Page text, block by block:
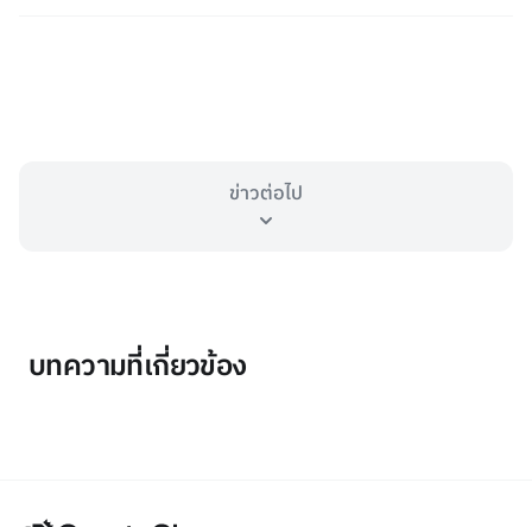
ข่าวต่อไป
บทความที่เกี่ยวข้อง